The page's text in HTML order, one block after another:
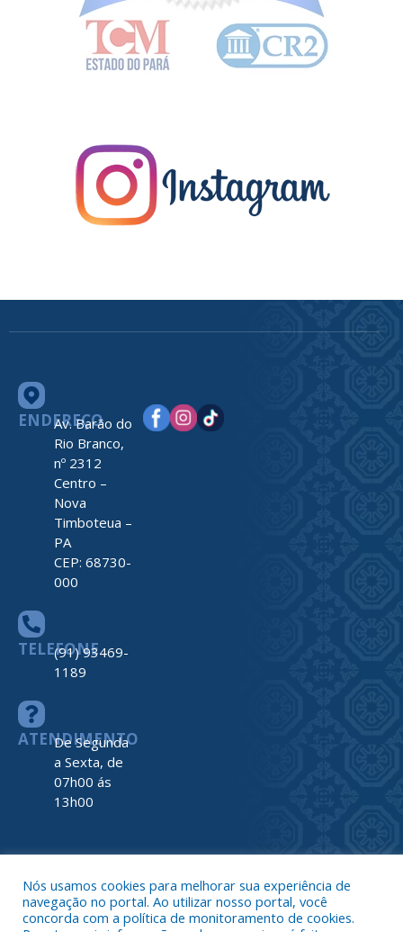
ENDEREÇO
Av. Barão do
Rio Branco,
nº 2312
Centro –
Nova
Timboteua –
PA
CEP: 68730-
000
TELEFONE
(91) 93469-
1189
ATENDIMENTO
De Segunda
a Sexta, de
07h00 ás
13h00
Todos os direitos reservados a Prefeitura de Nova Timboteua
Nós usamos cookies para melhorar sua experiência de
navegação no portal. Ao utilizar nosso portal, você
concorda com a política de monitoramento de cookies.